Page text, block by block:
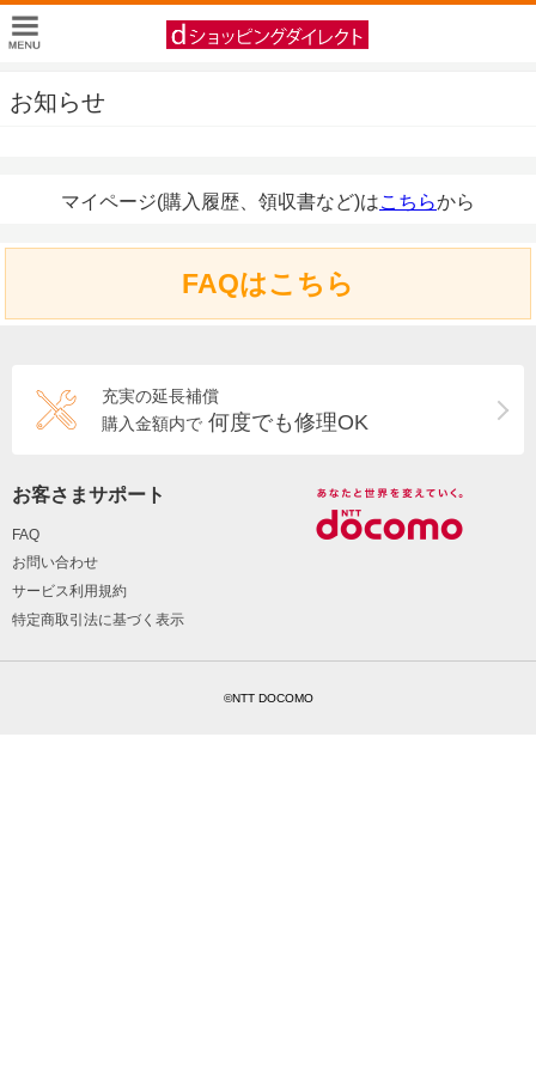
お知らせ
マイページ(購入履歴、領収書など)はこちらから
FAQはこちら
充実の延長補償
購入金額内で 何度でも修理OK
お客さまサポート
FAQ
お問い合わせ
サービス利用規約
特定商取引法に基づく表示
©NTT DOCOMO